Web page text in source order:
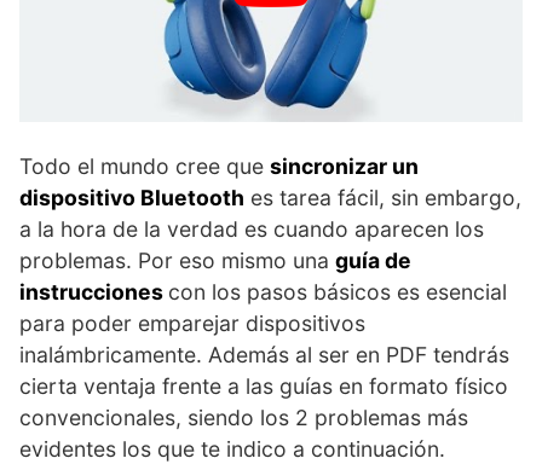
Todo el mundo cree que sincronizar un
dispositivo Bluetooth es tarea fácil, sin embargo,
a la hora de la verdad es cuando aparecen los
problemas. Por eso mismo una guía de
instrucciones con los pasos básicos es esencial
para poder emparejar dispositivos
inalámbricamente. Además al ser en PDF tendrás
cierta ventaja frente a las guías en formato físico
convencionales, siendo los 2 problemas más
evidentes los que te indico a continuación.